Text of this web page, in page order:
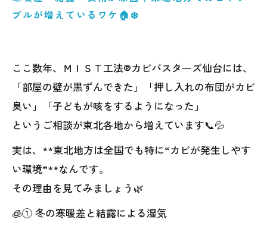
ブルが増えているワケ🏠❄️
ここ数年、ＭＩＳＴ工法®カビバスターズ仙台には、
「部屋の壁が黒ずんできた」「押し入れの布団がカビ
臭い」「子どもが咳をするようになった」
というご相談が東北各地から増えています📞💦
実は、**東北地方は全国でも特に“カビが発生しやす
い環境”**なんです。
その理由を見てみましょう🌿
🧊① 冬の寒暖差と結露による湿気